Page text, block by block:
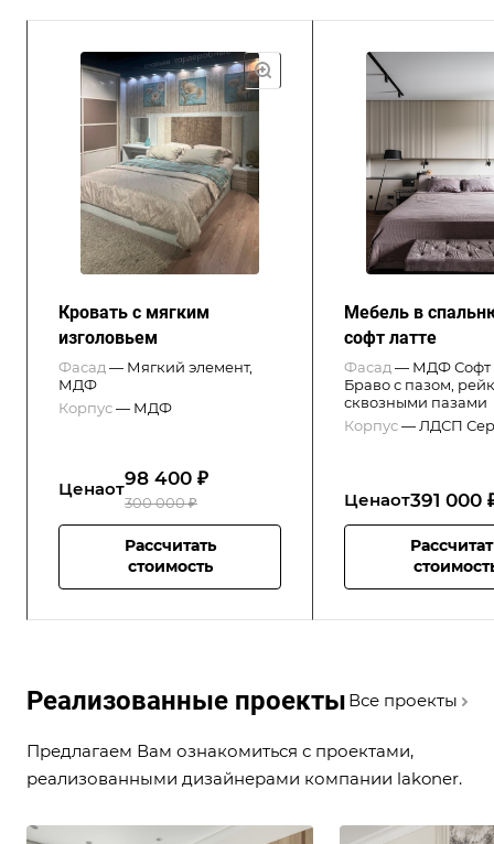
Кровать с мягким
изголовьем
Фасад — Мягкий элемент,
МДФ
Корпус— МДФ
Ценаот98 400 ₽
300 000 ₽
Рассчитать
стоимость
Мебель в
софт латте
Фасад — МДФ Софт
Браво с пазом,
сквозными пазами
Корпус— ЛДСП
Ценаот391 000
Реализованные проекты Все проекты
Предлагаем Вам ознакомиться с проектами,
реализованными дизайнерами компании lakoner.